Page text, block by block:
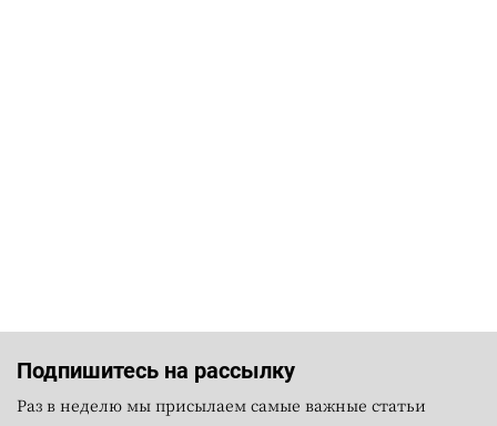
Подпишитесь на рассылку
Раз в неделю мы присылаем самые важные статьи